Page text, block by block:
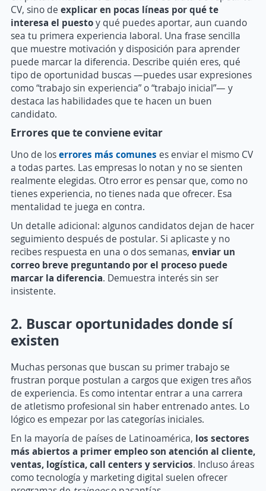
CV, sino de explicar en pocas líneas por qué te
interesa el puestoy qué puedes aportar, aun cuando
sea tu primera experiencia laboral. Una frase sencilla
que muestre motivación y disposición para aprender
puede marcar la diferencia. Describe quién eres, qué
tipo de oportunidad buscas —puedes usar expresiones
como “trabajo sin experiencia” o “trabajo inicial”— y
destaca las habilidades que te hacen un buen
candidato.
Errores que te conviene evitar
Uno de loserrores más comunes es enviar el mismo CV
a todas partes. Las empresas lo notan y no se sienten
realmente elegidas. Otro error es pensar que, como no
tienes experiencia, no tienes nada que ofrecer. Esa
mentalidad te juega en contra.
Un detalle adicional: algunos candidatos dejan de hacer
seguimiento después de postular. Si aplicaste y no
recibes respuesta en una o dos semanas, enviar un
correo breve preguntando por el proceso puede
marcar la diferencia. Demuestra interés sin ser
insistente.
2. Buscar oportunidades donde sí
existen
Muchas personas que buscan su primer trabajo se
frustran porque postulan a cargos que exigen tres años
de experiencia. Es como intentar entrar a una carrera
de atletismo profesional sin haber entrenado antes. Lo
lógico es empezar por las categorías iniciales.
En la mayoría de países de Latinoamérica, los sectores
más abiertos a primer empleo son atención al cliente,
ventas, logística, call centers y servicios. Incluso áreas
como tecnología y marketing digital suelen ofrecer